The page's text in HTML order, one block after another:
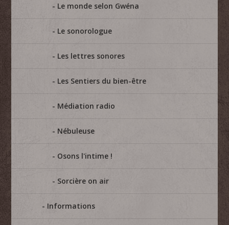
Le monde selon Gwéna
Le sonorologue
Les lettres sonores
Les Sentiers du bien-être
Médiation radio
Nébuleuse
Osons l'intime !
Sorcière on air
Informations